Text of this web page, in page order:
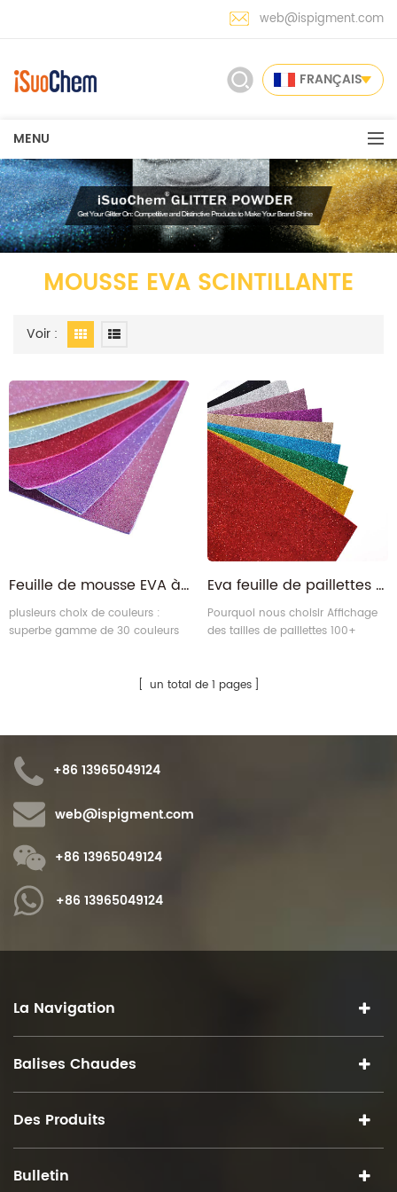
web@ispigment.com
FRANÇAIS
MENU
MOUSSE EVA SCINTILLANTE
Voir :
Feuille de mousse EVA à paillettes colorées auto-adhésives pour l'artisanat de bricolage
plusieurs choix de couleurs :
superbe gamme de 30 couleurs
Eva feuille de paillettes en forme de paillettes
Pourquoi nous choisir Affichage
des tailles de paillettes 100+
qualité certifications
un total de 1 pages
+86 13965049124
web@ispigment.com
+86 13965049124
+86 13965049124
La Navigation
Balises Chaudes
Des Produits
Bulletin